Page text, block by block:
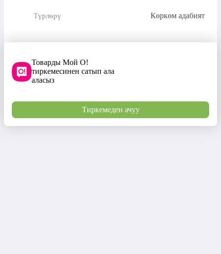
Түрлөрү Көркөм адабият
Товарды Мой О!
тиркемесинен сатып ала
аласыз
Тиркемеден ачуу